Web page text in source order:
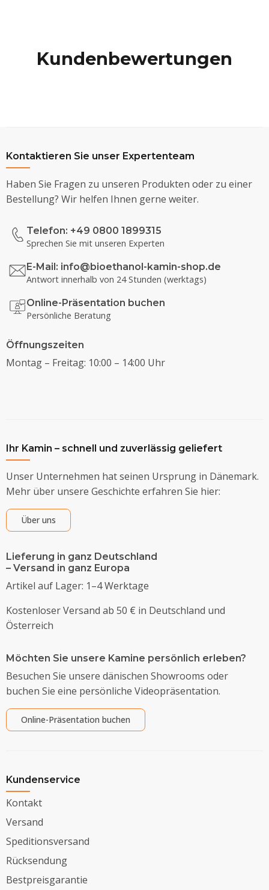
Kundenbewertungen
Kontaktieren Sie unser Expertenteam
Haben Sie Fragen zu unseren Produkten oder zu einer
Bestellung? Wir helfen Ihnen gerne weiter.
Telefon: +49 0800 1899315
Sprechen Sie mit unseren Experten
E-Mail: info@bioethanol-kamin-shop.de
Antwort innerhalb von 24 Stunden (werktags)
Online-Präsentation buchen
Persönliche Beratung
Öffnungszeiten
Montag – Freitag: 10:00 – 14:00 Uhr
Ihr Kamin – schnell und zuverlässig geliefert
Unser Unternehmen hat seinen Ursprung in Dänemark.
Mehr über unsere Geschichte erfahren Sie hier:
Über uns
Lieferung in ganz Deutschland
– Versand in ganz Europa
Artikel auf Lager: 1–4 Werktage
Kostenloser Versand ab 50 € in Deutschland und
Österreich
Möchten Sie unsere Kamine persönlich erleben?
Besuchen Sie unsere dänischen Showrooms oder
buchen Sie eine persönliche Videopräsentation.
Online-Präsentation buchen
Kundenservice
Kontakt
Versand
Speditionsversand
Rücksendung
Bestpreisgarantie